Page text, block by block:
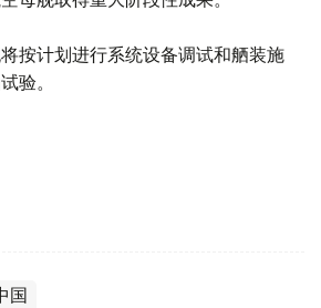
按计划进行系统设备调试和舾装施
验。
国